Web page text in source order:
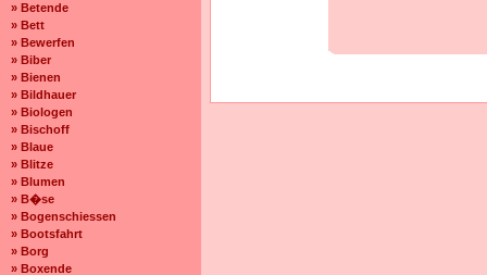
» Betende
» Bett
» Bewerfen
» Biber
» Bienen
» Bildhauer
» Biologen
» Bischoff
» Blaue
» Blitze
» Blumen
» B�se
» Bogenschiessen
» Bootsfahrt
» Borg
» Boxende